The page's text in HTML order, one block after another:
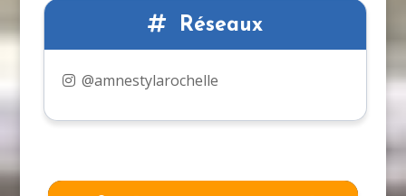
Réseaux
@amnestylarochelle